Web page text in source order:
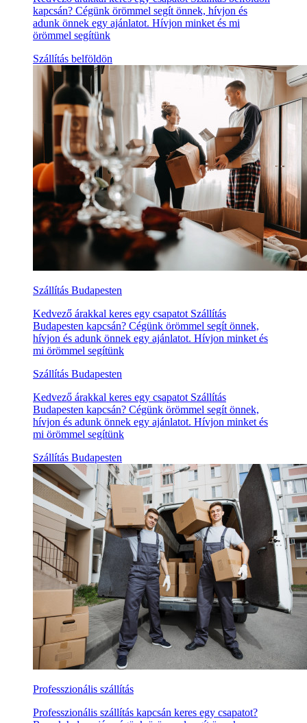
kapcsán? Cégünk örömmel segít önnek, hívjon és
adunk önnek egy ajánlatot. Hívjon minket és mi
örömmel segítünk
Szállítás belföldön
Szállítás Budapesten
Kedvező árakkal keres egy csapatot Szállítás
Budapesten kapcsán? Cégünk örömmel segít önnek,
hívjon és adunk önnek egy ajánlatot. Hívjon minket és
mi örömmel segítünk
Szállítás Budapesten
Kedvező árakkal keres egy csapatot Szállítás
Budapesten kapcsán? Cégünk örömmel segít önnek,
hívjon és adunk önnek egy ajánlatot. Hívjon minket és
mi örömmel segítünk
Szállítás Budapesten
Professzionális szállítás
Professzionális szállítás kapcsán keres egy csapatot?